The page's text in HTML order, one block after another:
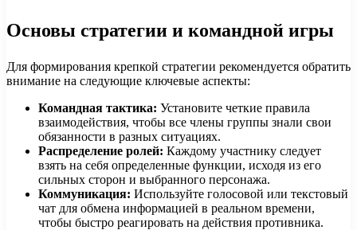
Основы стратегии и командной игры
Для формирования крепкой стратегии рекомендуется обратить
внимание на следующие ключевые аспекты:
Командная тактика: Установите четкие правила
взаимодействия, чтобы все члены группы знали свои
обязанности в разных ситуациях.
Распределение ролей: Каждому участнику следует
взять на себя определенные функции, исходя из его
сильных сторон и выбранного персонажа.
Коммуникация: Используйте голосовой или текстовый
чат для обмена информацией в реальном времени,
чтобы быстро реагировать на действия противника.